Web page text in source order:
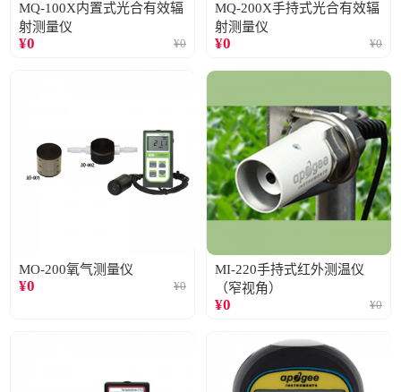
MQ-100X内置式光合有效辐
射测量仪
¥0 ¥0
MQ-200X手持式光合有效辐
射测量仪
¥0 ¥0
MO-200氧气测量仪
¥0 ¥0
MI-220手持式红外测温仪
（窄视角）
¥0 ¥0